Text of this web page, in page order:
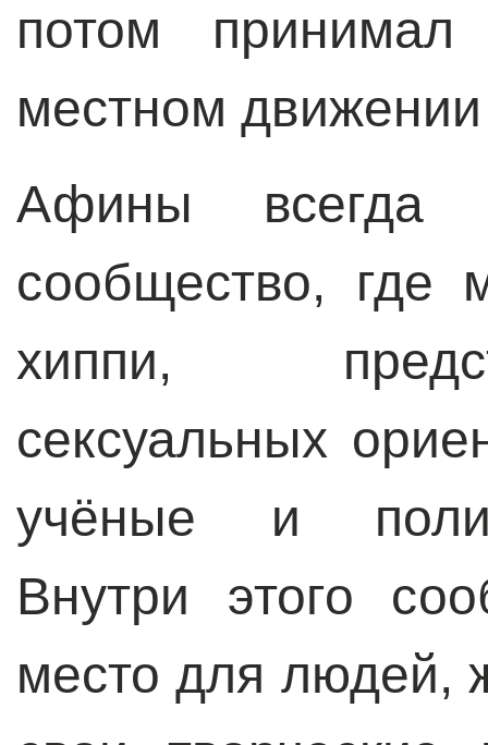
потом
местном
Афины всегда
сообщество, где
хиппи,
сексуальных
учёные и
Внутри этого
место для людей,